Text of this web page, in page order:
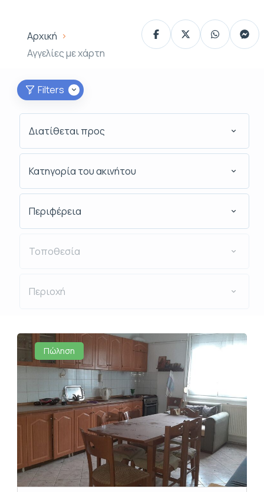
Αρχική
Αγγελίες με χάρτη
Filters
Διατίθεται προς
Κατηγορία του ακινήτου
Περιφέρεια
Τοποθεσία
Περιοχή
Πώληση